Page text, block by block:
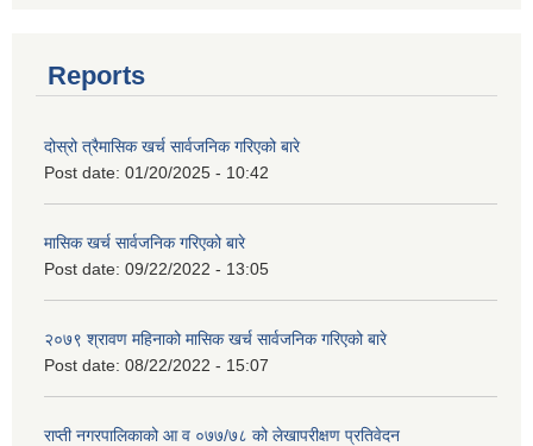
Reports
दोस्रो त्रैमासिक खर्च सार्वजनिक गरिएको बारे
Post date: 01/20/2025 - 10:42
मासिक खर्च सार्वजनिक गरिएको बारे
Post date: 09/22/2022 - 13:05
२०७९ श्रावण महिनाको मासिक खर्च सार्वजनिक गरिएको बारे
Post date: 08/22/2022 - 15:07
राप्ती नगरपालिकाको आ व ०७७/७८ को लेखापरीक्षण प्रतिवेदन